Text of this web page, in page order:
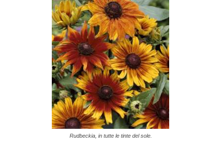
Rudbeckia, in tutte le tinte del sole.